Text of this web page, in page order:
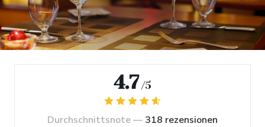
4.7 /5
Durchschnittsnote — 318 rezensionen